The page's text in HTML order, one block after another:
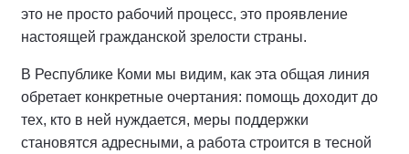
это не просто рабочий процесс, это проявление
настоящей гражданской зрелости страны.
В Республике Коми мы видим, как эта общая линия
обретает конкретные очертания: помощь доходит до
тех, кто в ней нуждается, меры поддержки
становятся адресными, а работа строится в тесной